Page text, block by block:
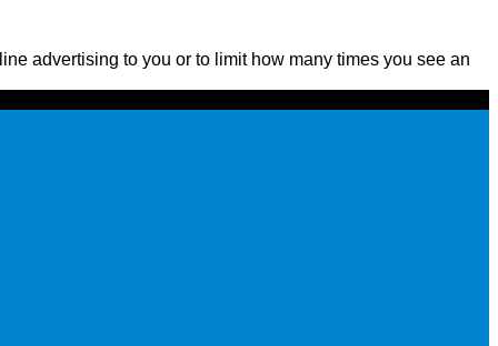
advertising to you or to limit how many times you see an